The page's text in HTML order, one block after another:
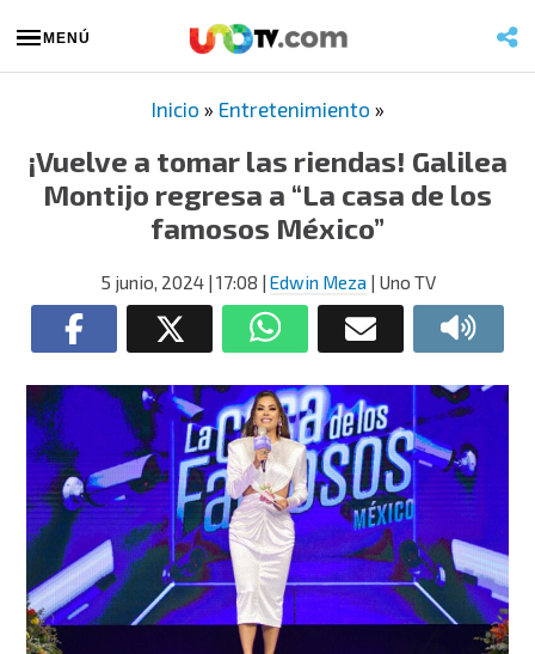
MENÚ
Inicio » Entretenimiento »
¡Vuelve a tomar las riendas! Galilea
Montijo regresa a “La casa de los
famosos México”
5 junio, 2024| 17:08 | Edwin Meza | Uno TV